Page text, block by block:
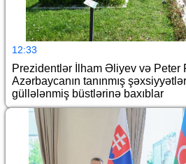
12:33
Prezidentlər İlham Əliyev və Peter
Azərbaycanın tanınmış
güllələnmiş büstlərinə baxıblar